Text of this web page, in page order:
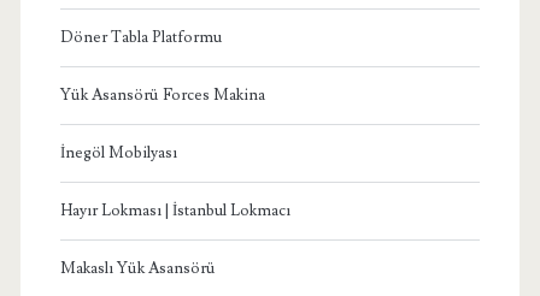
Döner Tabla Platformu
Yük Asansörü Forces Makina
İnegöl Mobilyası
Hayır Lokması | İstanbul Lokmacı
Makaslı Yük Asansörü